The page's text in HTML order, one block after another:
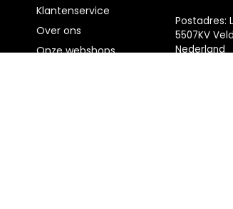
Klantenservice
Over ons
Onze webshops
Postadres:
5507KV
Nederland